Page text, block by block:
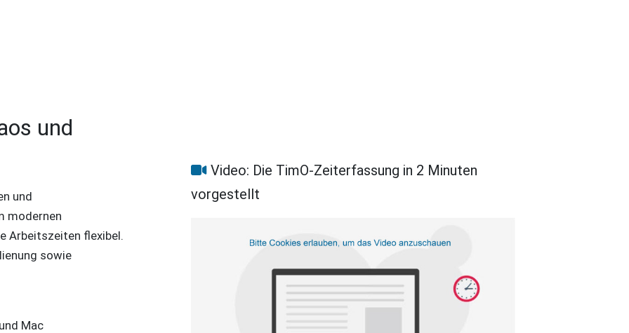
und
und
modernen
Arbeitszeiten flexibel.
sowie
Mac
Video: Die TimO-Zeiterfassung in 2 Minuten
vorgestellt